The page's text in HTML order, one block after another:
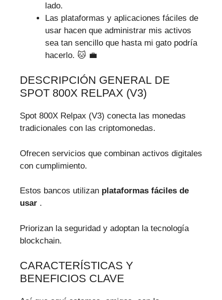
lado.
Las plataformas y aplicaciones fáciles de
usar hacen que administrar mis activos
sea tan sencillo que hasta mi gato podría
hacerlo. 🐱 💼
DESCRIPCIÓN GENERAL DE
SPOT 800X RELPAX (V3)
Spot 800X Relpax (V3) conecta las monedas
tradicionales con las criptomonedas.
Ofrecen servicios que combinan activos digitales
con cumplimiento.
Estos bancos utilizan plataformas fáciles de
usar .
Priorizan la seguridad y adoptan la tecnología
blockchain.
CARACTERÍSTICAS Y
BENEFICIOS CLAVE